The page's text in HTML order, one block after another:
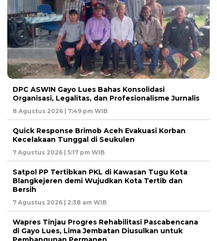
DPC ASWIN Gayo Lues Bahas Konsolidasi
Organisasi, Legalitas, dan Profesionalisme Jurnalis
8 Agustus 2026 | 7:49 pm WIB
Quick Response Brimob Aceh Evakuasi Korban
Kecelakaan Tunggal di Seukulen
7 Agustus 2026 | 5:17 pm WIB
Satpol PP Tertibkan PKL di Kawasan Tugu Kota
Blangkejeren demi Wujudkan Kota Tertib dan
Bersih
7 Agustus 2026 | 2:38 am WIB
Wapres Tinjau Progres Rehabilitasi Pascabencana
di Gayo Lues, Lima Jembatan Diusulkan untuk